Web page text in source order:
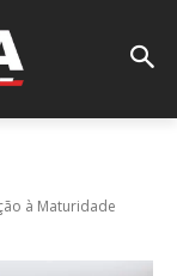
à Maturidade